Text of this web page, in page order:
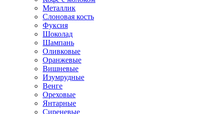
Металлик
Слоновая кость
Фуксия
Шоколад
Шампань
Оливковые
Оранжевые
Вишневые
Изумрудные
Венге
Ореховые
Янтарные
Сиреневые